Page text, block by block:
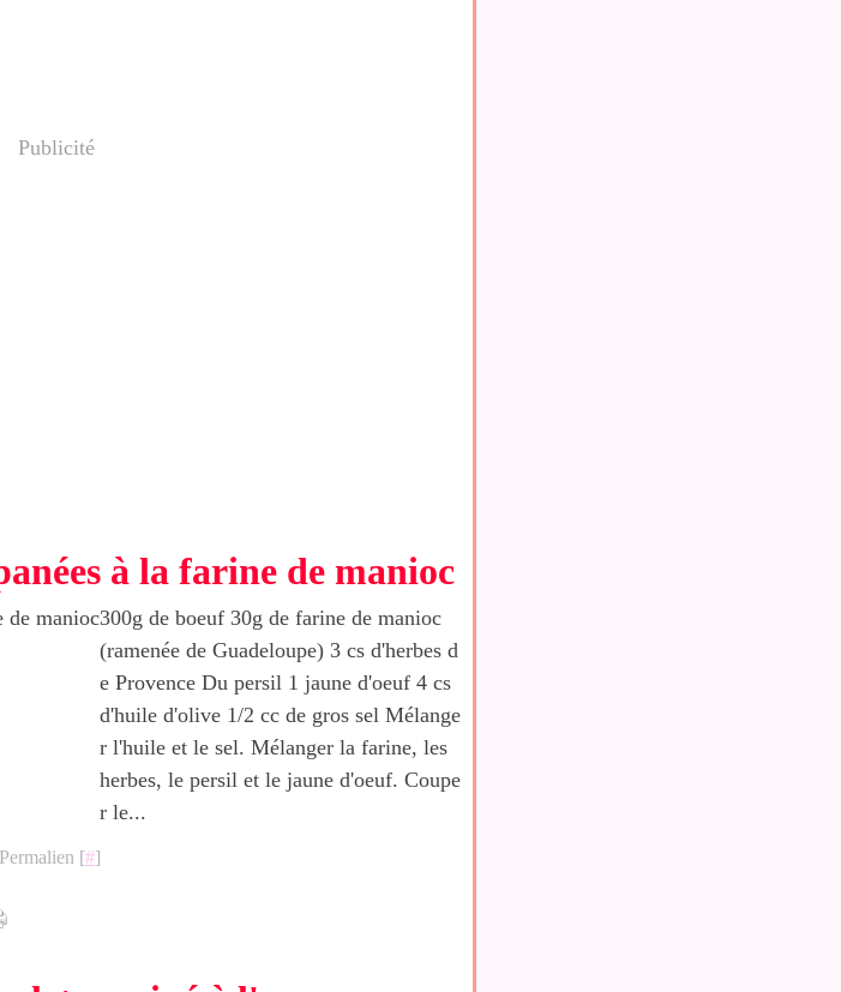
Publicité
à la farine de manioc
300g de boeuf 30g de farine de manioc
(ramenée de Guadeloupe) 3 cs d'herbes d
e Provence Du persil 1 jaune d'oeuf 4 cs
d'huile d'olive 1/2 cc de gros sel Mélange
r l'huile et le sel. Mélanger la farine, les
herbes, le persil et le jaune d'oeuf. Coupe
r le...
[#]